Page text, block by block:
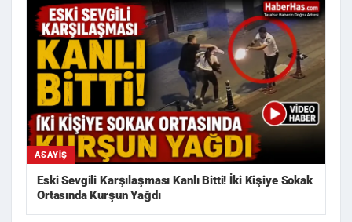
ASAYIŞ
Eski Sevgili Karşılaşması Kanlı Bitti! İki Kişiye Sokak
Ortasında Kurşun Yağdı